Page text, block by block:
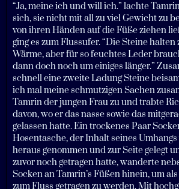
“Ja, meine ich und will ich.” lachte
sich, sie nicht mit all zu viel Gewicht zu
von ihren Händen auf die Füße ziehen
ging es zum Flussufer. “Die Steine
Wärme, aber für so feuchtes Leder
dann doch noch um einiges länger.”
schnell eine zweite Ladung Steine
ich mal meine schmutzigen Sachen
Tamrin der jungen Frau zu und trabte
davon, wo er das nasse sowie das
gelassen hatte. Ein trockenes Paar
Hosentasche, der Inhalt seines
heraus genommen und zur Seite gelegt
zuvor noch getragen hatte, wanderte
Socken an Tamrin’s Füßen hinein, um
zum Fluss getragen zu werden. Mit